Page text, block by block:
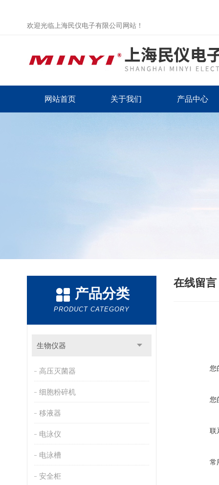
欢迎光临上海民仪电子有限公司网站！
网站首页 关于我们 产品中心
产品分类
PRODUCT CATEGORY
生物仪器
高压灭菌器
细胞粉碎机
移液器
电泳仪
电泳槽
安全柜
在线留言
您
您
联
常